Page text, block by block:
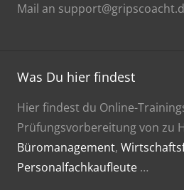
Mail an
Was Du hier findest
Hier findest du Online-
Prüfungsvorbereitung von zu
Büromanagement,
Personalfachkaufleute …